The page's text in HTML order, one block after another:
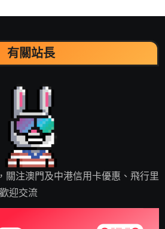
有關站長
關注澳門及中港信用卡優惠、飛行里
迎交流